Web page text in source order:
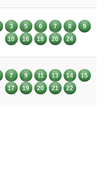
3 5 6 7 8
9
10
16 18 20 24
7 9 11 13 14
15
17
19 20 21 22